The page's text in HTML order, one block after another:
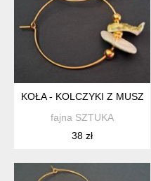
KOŁA - KOLCZYKI Z MUSZLĄ
fajna SZTUKA
38 zł